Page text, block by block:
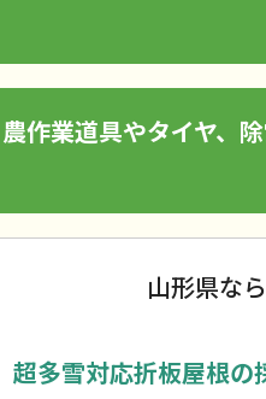
作業道具やタイヤ、
山形県な
超多雪対応折板屋根の